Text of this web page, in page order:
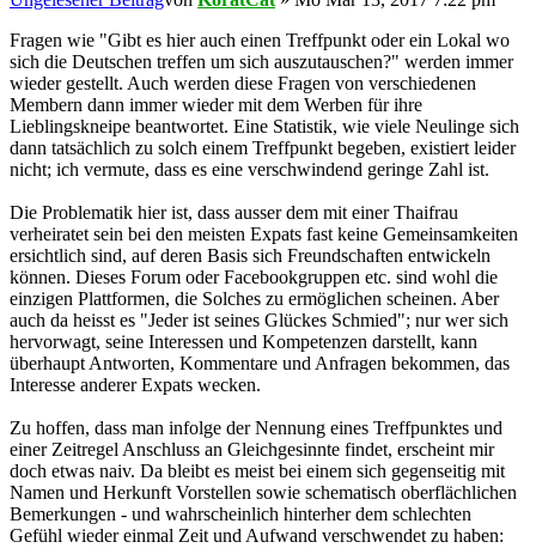
Fragen wie "Gibt es hier auch einen Treffpunkt oder ein Lokal wo
sich die Deutschen treffen um sich auszutauschen?" werden immer
wieder gestellt. Auch werden diese Fragen von verschiedenen
Membern dann immer wieder mit dem Werben für ihre
Lieblingskneipe beantwortet. Eine Statistik, wie viele Neulinge sich
dann tatsächlich zu solch einem Treffpunkt begeben, existiert leider
nicht; ich vermute, dass es eine verschwindend geringe Zahl ist.
Die Problematik hier ist, dass ausser dem mit einer Thaifrau
verheiratet sein bei den meisten Expats fast keine Gemeinsamkeiten
ersichtlich sind, auf deren Basis sich Freundschaften entwickeln
können. Dieses Forum oder Facebookgruppen etc. sind wohl die
einzigen Plattformen, die Solches zu ermöglichen scheinen. Aber
auch da heisst es "Jeder ist seines Glückes Schmied"; nur wer sich
hervorwagt, seine Interessen und Kompetenzen darstellt, kann
überhaupt Antworten, Kommentare und Anfragen bekommen, das
Interesse anderer Expats wecken.
Zu hoffen, dass man infolge der Nennung eines Treffpunktes und
einer Zeitregel Anschluss an Gleichgesinnte findet, erscheint mir
doch etwas naiv. Da bleibt es meist bei einem sich gegenseitig mit
Namen und Herkunft Vorstellen sowie schematisch oberflächlichen
Bemerkungen - und wahrscheinlich hinterher dem schlechten
Gefühl wieder einmal Zeit und Aufwand verschwendet zu haben: